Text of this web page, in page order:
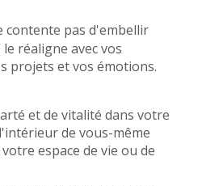
contente pas d'embellir
réaligne avec vos
projets et vos émotions.
et de vitalité dans votre
de vous-même
espace de vie ou de